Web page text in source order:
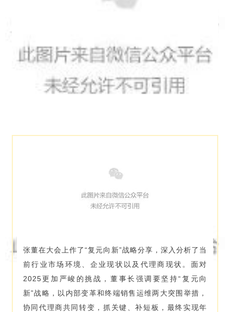
张董在大会上作了“复元向新”战略分享，深入分析了当
前行业市场环境、企业现状以及代理商现状。面对
2025更加严峻的挑战，董事长强调要坚持“复元向
新”战略，以内部变革和终端销售运维两大突围举措，
协同代理商共同转变，抓关键、补短板，最终实现年